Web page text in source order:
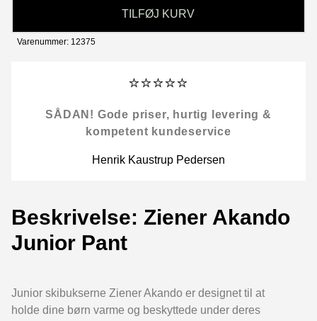
TILFØJ KURV
Varenummer: 12375
⭐⭐⭐⭐⭐
SÅDAN! Gode priser, hurtig levering &
kompetent kundeservice
Henrik Kaustrup Pedersen
Beskrivelse: Ziener Akando
Junior Pant
Junior skibukserne Ziener Akando er designet til at
holde dine børn varme og beskyttede under deres